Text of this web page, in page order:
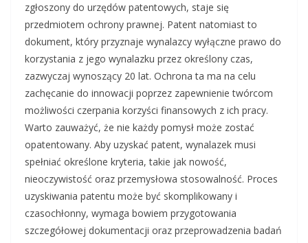
zgłoszony do urzędów patentowych, staje się
przedmiotem ochrony prawnej. Patent natomiast to
dokument, który przyznaje wynalazcy wyłączne prawo do
korzystania z jego wynalazku przez określony czas,
zazwyczaj wynoszący 20 lat. Ochrona ta ma na celu
zachęcanie do innowacji poprzez zapewnienie twórcom
możliwości czerpania korzyści finansowych z ich pracy.
Warto zauważyć, że nie każdy pomysł może zostać
opatentowany. Aby uzyskać patent, wynalazek musi
spełniać określone kryteria, takie jak nowość,
nieoczywistość oraz przemysłowa stosowalność. Proces
uzyskiwania patentu może być skomplikowany i
czasochłonny, wymaga bowiem przygotowania
szczegółowej dokumentacji oraz przeprowadzenia badań